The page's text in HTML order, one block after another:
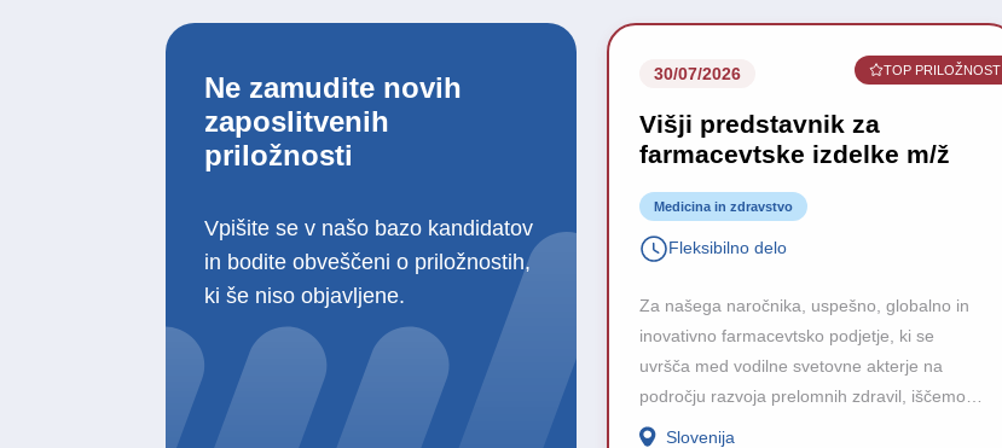
Ne zamudite novih
zaposlitvenih
priložnosti
Vpišite se v našo bazo kandidatov
in bodite obveščeni o priložnostih,
ki še niso objavljene.
30/07/2026 TOP PRILOŽNOST
Višji predstavnik za
farmacevtske izdelke m/ž
Medicina in zdravstvo
Fleksibilno delo
Za našega naročnika, uspešno, globalno in
inovativno farmacevtsko podjetje, ki se
uvršča med vodilne svetovne akterje na
področju razvoja prelomnih zdravil, iščemo
visoko motiviranega, izkušenega in
Slovenija